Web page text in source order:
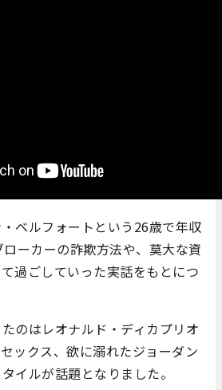
ベルフォートという26歳で年収
ーカーの詐欺方法や、莫大な資
過ごしていった実話をもとにつ
のはレオナルド・ディカプリオ
ックス、欲に溺れたジョーダン
イルが話題となりました。